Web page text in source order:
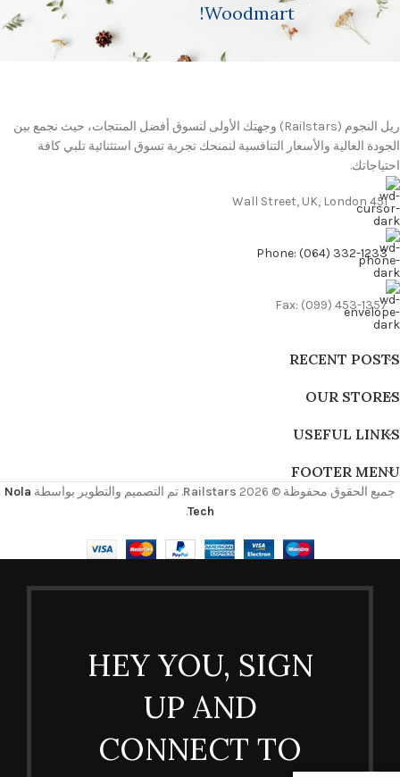
Woodmart!
ريل النجوم (Railstars) وجهتك الأولى لتسوق أفضل المنتجات، حيث نجمع بين
الجودة العالية والأسعار التنافسية لنمنحك تجربة تسوق استثنائية تلبي كافة
احتياجاتك.
451 Wall Street, UK, London
Phone: (064) 332-1233
Fax: (099) 453-1357
RECENT POSTS
OUR STORES
USEFUL LINKS
FOOTER MENU
جميع الحقوق محفوظة © 2026 Railstars. تم التصميم والتطوير بواسطة Nola
Tech
.
HEY YOU, SIGN
UP AND
CONNECT TO